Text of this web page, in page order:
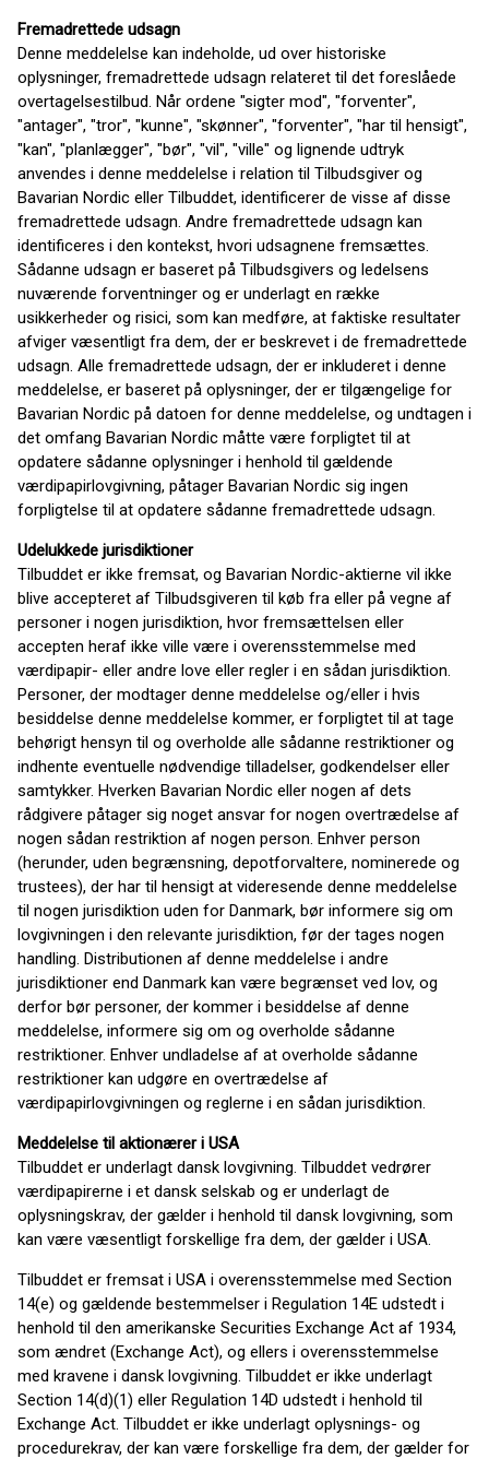
Fremadrettede udsagn
Denne meddelelse kan indeholde, ud over historiske
oplysninger, fremadrettede udsagn relateret til det foreslåede
overtagelsestilbud. Når ordene "sigter mod", "forventer",
"antager", "tror", "kunne", "skønner", "forventer", "har til hensigt",
"kan", "planlægger", "bør", "vil", "ville" og lignende udtryk
anvendes i denne meddelelse i relation til Tilbudsgiver og
Bavarian Nordic eller Tilbuddet, identificerer de visse af disse
fremadrettede udsagn. Andre fremadrettede udsagn kan
identificeres i den kontekst, hvori udsagnene fremsættes.
Sådanne udsagn er baseret på Tilbudsgivers og ledelsens
nuværende forventninger og er underlagt en række
usikkerheder og risici, som kan medføre, at faktiske resultater
afviger væsentligt fra dem, der er beskrevet i de fremadrettede
udsagn. Alle fremadrettede udsagn, der er inkluderet i denne
meddelelse, er baseret på oplysninger, der er tilgængelige for
Bavarian Nordic på datoen for denne meddelelse, og undtagen i
det omfang Bavarian Nordic måtte være forpligtet til at
opdatere sådanne oplysninger i henhold til gældende
værdipapirlovgivning, påtager Bavarian Nordic sig ingen
forpligtelse til at opdatere sådanne fremadrettede udsagn.
Udelukkede jurisdiktioner
Tilbuddet er ikke fremsat, og Bavarian Nordic-aktierne vil ikke
blive accepteret af Tilbudsgiveren til køb fra eller på vegne af
personer i nogen jurisdiktion, hvor fremsættelsen eller
accepten heraf ikke ville være i overensstemmelse med
værdipapir- eller andre love eller regler i en sådan jurisdiktion.
Personer, der modtager denne meddelelse og/eller i hvis
besiddelse denne meddelelse kommer, er forpligtet til at tage
behørigt hensyn til og overholde alle sådanne restriktioner og
indhente eventuelle nødvendige tilladelser, godkendelser eller
samtykker. Hverken Bavarian Nordic eller nogen af dets
rådgivere påtager sig noget ansvar for nogen overtrædelse af
nogen sådan restriktion af nogen person. Enhver person
(herunder, uden begrænsning, depotforvaltere, nominerede og
trustees), der har til hensigt at videresende denne meddelelse
til nogen jurisdiktion uden for Danmark, bør informere sig om
lovgivningen i den relevante jurisdiktion, før der tages nogen
handling. Distributionen af denne meddelelse i andre
jurisdiktioner end Danmark kan være begrænset ved lov, og
derfor bør personer, der kommer i besiddelse af denne
meddelelse, informere sig om og overholde sådanne
restriktioner. Enhver undladelse af at overholde sådanne
restriktioner kan udgøre en overtrædelse af
værdipapirlovgivningen og reglerne i en sådan jurisdiktion.
Meddelelse til aktionærer i USA
Tilbuddet er underlagt dansk lovgivning. Tilbuddet vedrører
værdipapirerne i et dansk selskab og er underlagt de
oplysningskrav, der gælder i henhold til dansk lovgivning, som
kan være væsentligt forskellige fra dem, der gælder i USA.
Tilbuddet er fremsat i USA i overensstemmelse med Section
14(e) og gældende bestemmelser i Regulation 14E udstedt i
henhold til den amerikanske Securities Exchange Act af 1934,
som ændret (Exchange Act), og ellers i overensstemmelse
med kravene i dansk lovgivning. Tilbuddet er ikke underlagt
Section 14(d)(1) eller Regulation 14D udstedt i henhold til
Exchange Act. Tilbuddet er ikke underlagt oplysnings- og
procedurekrav, der kan være forskellige fra dem, der gælder for